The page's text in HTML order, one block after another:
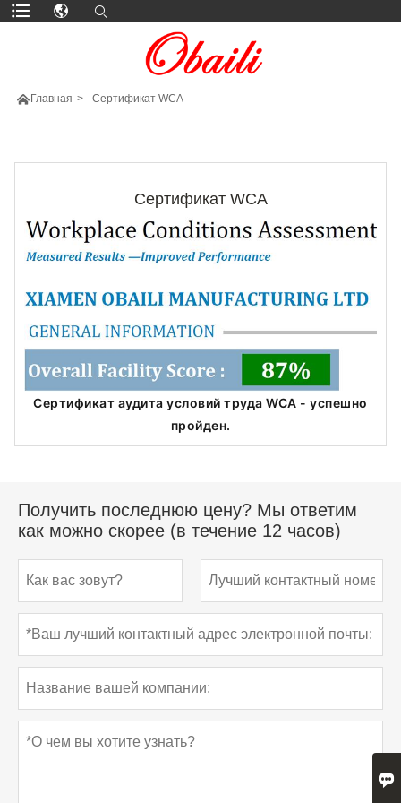
 Главная > Сертификат WCA
Сертификат WCA
Сертификат аудита условий труда WCA - успешно
пройден.
Получить последнюю цену? Мы ответим
как можно скорее (в течение 12 часов)
